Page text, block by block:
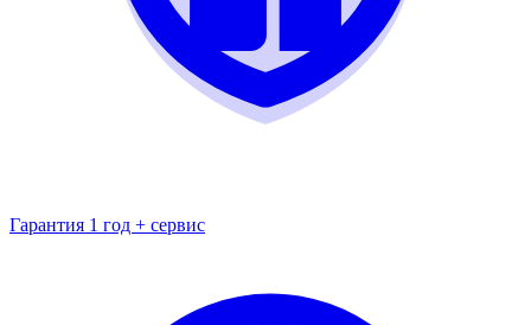
Гарантия 1 год + сервис